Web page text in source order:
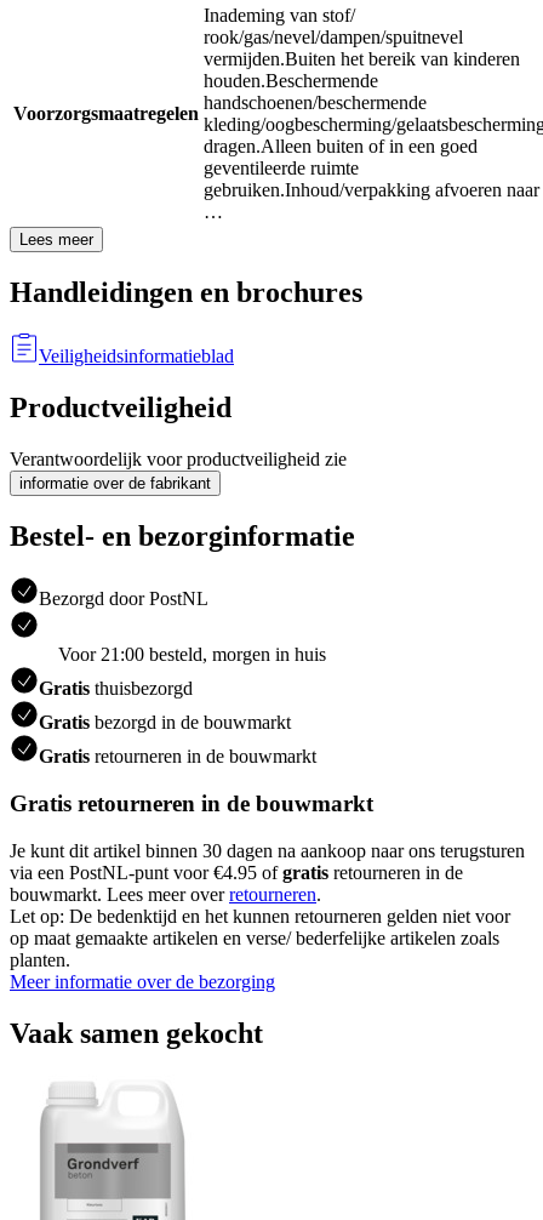
Voorzorgsmaatregelen
Inademing van stof/
rook/gas/nevel/dampen/spuitnevel
vermijden.Buiten het bereik van kinderen
houden.Beschermende
handschoenen/beschermende
kleding/oogbescherming/
dragen.Alleen buiten of in een goed
geventileerde ruimte
gebruiken.Inhoud/verpakking afvoeren naar
…
Lees meer
Handleidingen en brochures
Veiligheidsinformatieblad
Productveiligheid
Verantwoordelijk voor productveiligheid zie
informatie over de fabrikant
Bestel- en bezorginformatie
Bezorgd door PostNL
Voor 21:00 besteld, morgen in huis
Gratis thuisbezorgd
Gratis bezorgd in de bouwmarkt
Gratis retourneren in de bouwmarkt
Gratis retourneren in de bouwmarkt
Je kunt dit artikel binnen 30 dagen na aankoop naar ons terugsturen
via een PostNL-punt voor €4.95 ofgratis retourneren in de
bouwmarkt. Lees meer overretourneren.
Let op: De bedenktijd en het kunnen retourneren gelden niet voor
op maat gemaakte artikelen en verse/ bederfelijke artikelen zoals
planten.
Meer informatie over de bezorging
Vaak samen gekocht